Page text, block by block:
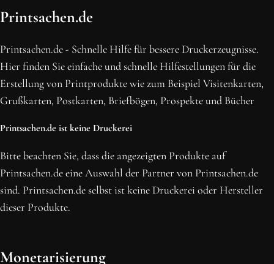
OH SCHON AM ENDE ANGEKOMMEN
BLEIBE MIT UNS IN VERBINDUNG!
Erhalte die neusten Beiträge, sichere dir Top-Angebote und
abonniere unseren Newsletter.
NEWSLETTER ABONNIEREN
Printsachen.de
Printsachen.de - Schnelle Hilfe für bessere Druckerzeugnisse.
Hier finden Sie einfache und schnelle Hilfestellungen für die
Erstellung von Printprodukte wie zum Beispiel Visitenkarten,
Grußkarten, Postkarten, Briefbögen, Prospekte und Bücher
Printsachen.de ist keine Druckerei
Bitte beachten Sie, dass die angezeigten Produkte auf
Printsachen.de eine Auswahl der Partner von Printsachen.de
sind. Printsachen.de selbst ist keine Druckerei oder Hersteller
dieser Produkte.
Monetarisierung